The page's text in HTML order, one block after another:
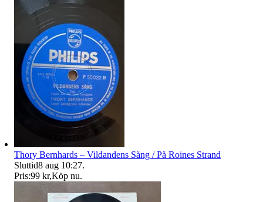
Thory Bernhards – Vildandens Sång / På Roines Strand
Sluttid8 aug 10:27.
Pris:99 kr,Köp nu.